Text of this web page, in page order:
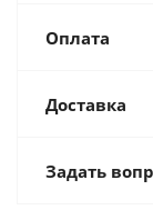
Оплата
Доставка
Задать